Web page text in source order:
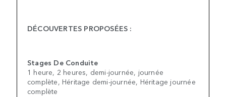
DÉCOUVERTES PROPOSÉES :
Stages De Conduite
1 heure, 2 heures, demi-journée, journée
complète, Héritage demi-journée, Héritage journée
complète